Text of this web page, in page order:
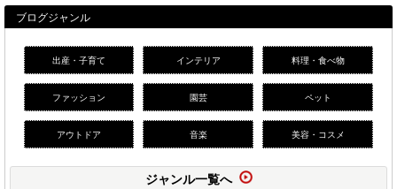
ブログジャンル
出産・子育て インテリア 料理・食べ物
ファッション 園芸 ペット
アウトドア 音楽 美容・コスメ
ジャンル一覧へ